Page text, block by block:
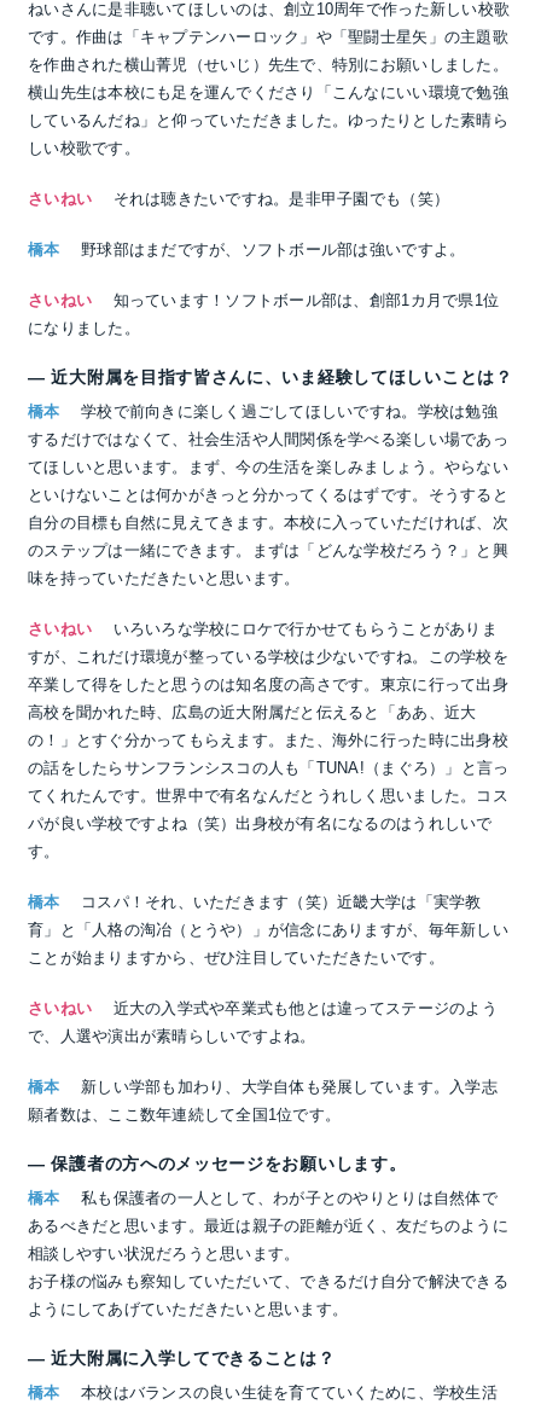
ねいさんに是非聴いてほしいのは、創立10周年で作った新しい校歌
です。作曲は「キャプテンハーロック」や「聖闘士星矢」の主題歌
を作曲された横山菁児（せいじ）先生で、特別にお願いしました。
横山先生は本校にも足を運んでくださり「こんなにいい環境で勉強
しているんだね」と仰っていただきました。ゆったりとした素晴ら
しい校歌です。
さいねい それは聴きたいですね。是非甲子園でも（笑）
橋本 野球部はまだですが、ソフトボール部は強いですよ。
さいねい 知っています！ソフトボール部は、創部1カ月で県1位
になりました。
― 近大附属を目指す皆さんに、いま経験してほしいことは？
橋本 学校で前向きに楽しく過ごしてほしいですね。学校は勉強
するだけではなくて、社会生活や人間関係を学べる楽しい場であっ
てほしいと思います。まず、今の生活を楽しみましょう。やらない
といけないことは何かがきっと分かってくるはずです。そうすると
自分の目標も自然に見えてきます。本校に入っていただければ、次
のステップは一緒にできます。まずは「どんな学校だろう？」と興
味を持っていただきたいと思います。
さいねい いろいろな学校にロケで行かせてもらうことがありま
すが、これだけ環境が整っている学校は少ないですね。この学校を
卒業して得をしたと思うのは知名度の高さです。東京に行って出身
高校を聞かれた時、広島の近大附属だと伝えると「ああ、近大
の！」とすぐ分かってもらえます。また、海外に行った時に出身校
の話をしたらサンフランシスコの人も「TUNA!（まぐろ）」と言っ
てくれたんです。世界中で有名なんだとうれしく思いました。コス
パが良い学校ですよね（笑）出身校が有名になるのはうれしいで
す。
橋本 コスパ！それ、いただきます（笑）近畿大学は「実学教
育」と「人格の淘冶（とうや）」が信念にありますが、毎年新しい
ことが始まりますから、ぜひ注目していただきたいです。
さいねい 近大の入学式や卒業式も他とは違ってステージのよう
で、人選や演出が素晴らしいですよね。
橋本 新しい学部も加わり、大学自体も発展しています。入学志
願者数は、ここ数年連続して全国1位です。
― 保護者の方へのメッセージをお願いします。
橋本 私も保護者の一人として、わが子とのやりとりは自然体で
あるべきだと思います。最近は親子の距離が近く、友だちのように
相談しやすい状況だろうと思います。
お子様の悩みも察知していただいて、できるだけ自分で解決できる
ようにしてあげていただきたいと思います。
― 近大附属に入学してできることは？
橋本 本校はバランスの良い生徒を育てていくために、学校生活